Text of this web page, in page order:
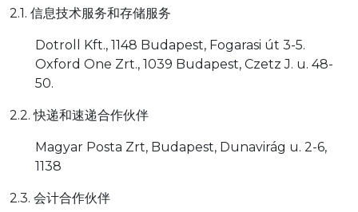
2.1. 信息技术服务和存储服务
Dotroll Kft., 1148 Budapest, Fogarasi út 3-5.
Oxford One Zrt., 1039 Budapest, Czetz J. u. 48-
50.
2.2. 快递和速递合作伙伴
Magyar Posta Zrt, Budapest, Dunavirág u. 2-6,
1138
2.3. 会计合作伙伴